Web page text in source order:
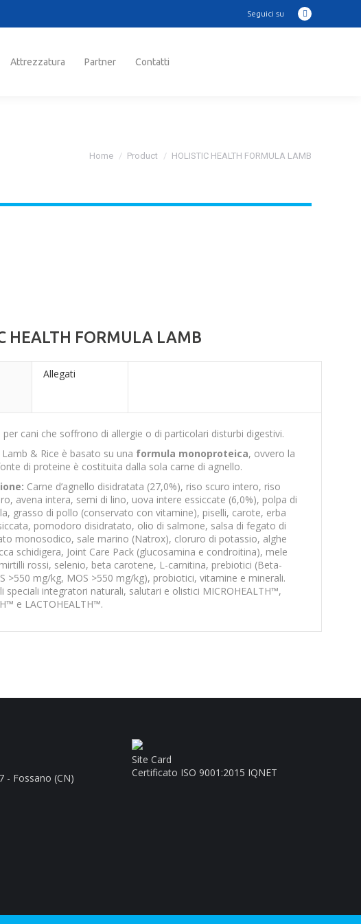
Seguici su
Instagram
Attrezzatura Partner Contatti
Home Product HOLISTIC HEALTH FORMULA LAMB
HEALTH FORMULA LAMB
Allegati
cani che soffrono di allergie o di particolari disturbi digestivi.
& Rice è basato su una formula monoproteica, ovvero la
di proteine è costituita dalla sola carne di agnello.
Carne d’agnello disidratata (27,0%), riso scuro intero, riso
avena intera, semi di lino, uova intere essiccate (6,0%), polpa di
grasso di pollo (conservato con vitamine), piselli, carote, erba
pomodoro disidratato, olio di salmone, salsa di fegato di
monosodico, sale marino (Natrox), cloruro di potassio, alghe
schidigera, Joint Care Pack (glucosamina e condroitina), mele
rossi, selenio, beta carotene, L-carnitina, prebiotici (Beta-
>550 mg/kg, MOS >550 mg/kg), probiotici, vitamine e minerali.
speciali integratori naturali, salutari e olistici MICROHEALTH™,
e LACTOHEALTH™.
- Fossano (CN)
Site Card
Certificato ISO 9001:2015 IQNET
Cerca: